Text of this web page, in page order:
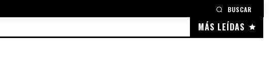
BUSCAR
MÁS LEÍDAS